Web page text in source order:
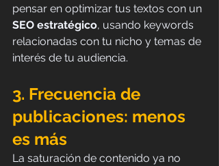
pensar en optimizar tus textos con un
SEO estratégico, usando keywords
relacionadas con tu nicho y temas de
interés de tu audiencia.
3. Frecuencia de
publicaciones: menos
es más
La saturación de contenido ya no